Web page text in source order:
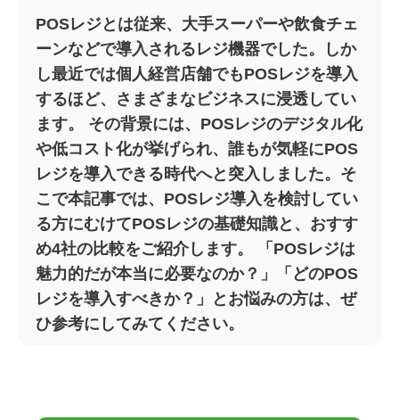
POSレジとは従来、大手スーパーや飲食チェ
ーンなどで導入されるレジ機器でした。しか
し最近では個人経営店舗でもPOSレジを導入
するほど、さまざまなビジネスに浸透してい
ます。 その背景には、POSレジのデジタル化
や低コスト化が挙げられ、誰もが気軽にPOS
レジを導入できる時代へと突入しました。そ
こで本記事では、POSレジ導入を検討してい
る方にむけてPOSレジの基礎知識と、おすす
め4社の比較をご紹介します。 「POSレジは
魅力的だが本当に必要なのか？」「どのPOS
レジを導入すべきか？」とお悩みの方は、ぜ
ひ参考にしてみてください。